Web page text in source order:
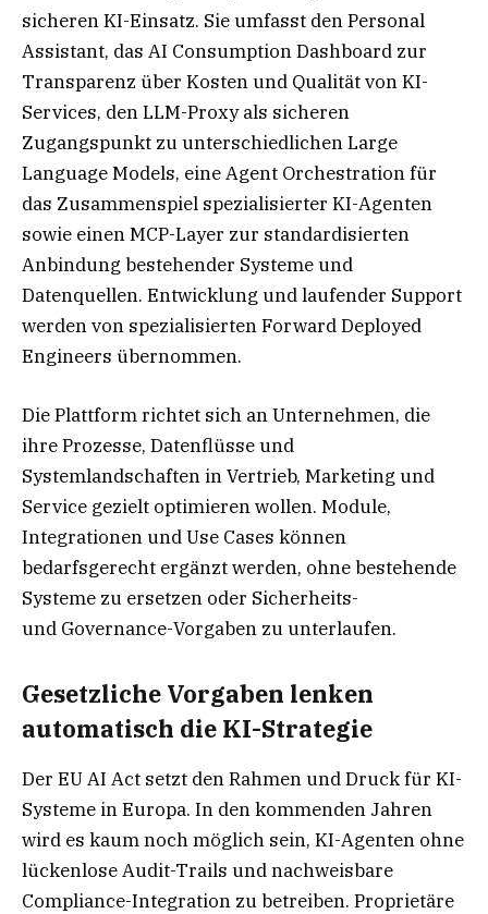
sicheren KI-Einsatz. Sie umfasst den Personal
Assistant, das AI Consumption Dashboard zur
Transparenz über Kosten und Qualität von KI-
Services, den LLM-Proxy als sicheren
Zugangspunkt zu unterschiedlichen Large
Language Models, eine Agent Orchestration für
das Zusammenspiel spezialisierter KI-Agenten
sowie einen MCP-Layer zur standardisierten
Anbindung bestehender Systeme und
Datenquellen. Entwicklung und laufender Support
werden von spezialisierten Forward Deployed
Engineers übernommen.
Die Plattform richtet sich an Unternehmen, die
ihre Prozesse, Datenflüsse und
Systemlandschaften in Vertrieb, Marketing und
Service gezielt optimieren wollen. Module,
Integrationen und Use Cases können
bedarfsgerecht ergänzt werden, ohne bestehende
Systeme zu ersetzen oder Sicherheits-
und Governance-Vorgaben zu unterlaufen.
Gesetzliche Vorgaben lenken
automatisch die KI-Strategie
Der EU AI Act setzt den Rahmen und Druck für KI-
Systeme in Europa. In den kommenden Jahren
wird es kaum noch möglich sein, KI-Agenten ohne
lückenlose Audit-Trails und nachweisbare
Compliance-Integration zu betreiben. Proprietäre